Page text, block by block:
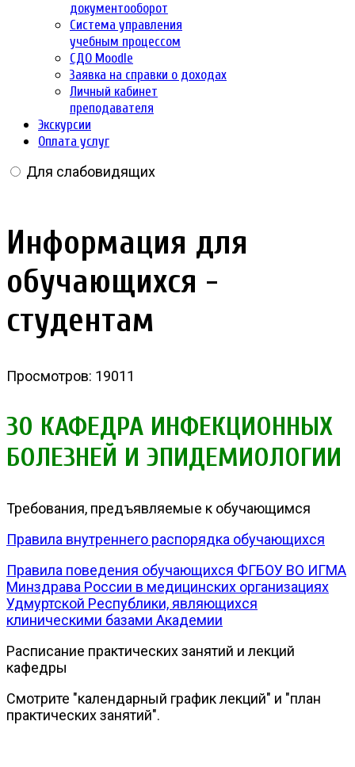
документооборот
Система управления
учебным процессом
СДО Moodle
Заявка на справки о доходах
Личный кабинет
преподавателя
Экскурсии
Оплата услуг
Для слабовидящих
Информация для
обучающихся -
студентам
Просмотров: 19011
30 КАФЕДРА ИНФЕКЦИОННЫХ
БОЛЕЗНЕЙ И ЭПИДЕМИОЛОГИИ
Требования, предъявляемые к обучающимся
Правила внутреннего распорядка обучающихся
Правила поведения обучающихся ФГБОУ ВО ИГМА
Минздрава России в медицинских организациях
Удмуртской Республики, являющихся
клиническими базами Академии
Расписание практических занятий и лекций
кафедры
Смотрите "календарный график лекций" и "план
практических занятий".